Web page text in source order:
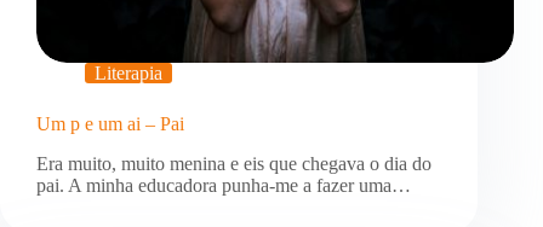
Literapia
Um p e um ai – Pai
Era muito, muito menina e eis que chegava o dia do
pai. A minha educadora punha-me a fazer uma…